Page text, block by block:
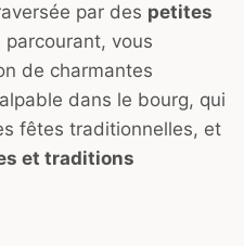
par des petites
parcourant, vous
de charmantes
dans le bourg, qui
fêtes traditionnelles, et
et traditions